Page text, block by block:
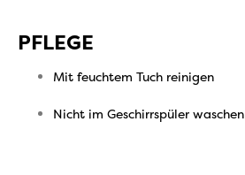
PFLEGE
Mit feuchtem Tuch reinigen
Nicht im Geschirrspüler waschen